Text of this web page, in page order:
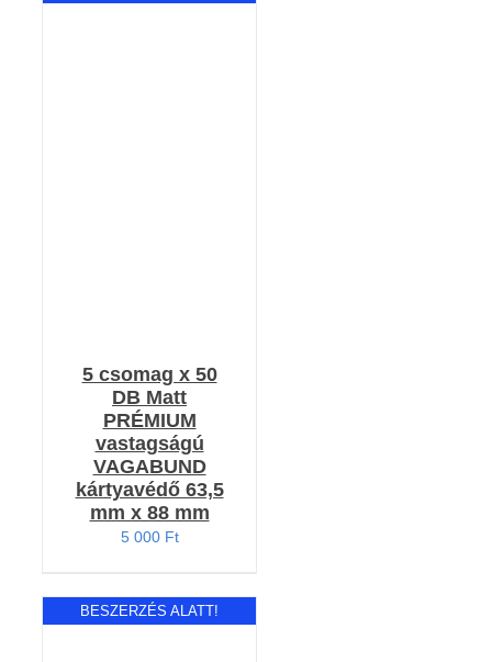
5 csomag x 50
DB Matt
PRÉMIUM
vastagságú
VAGABUND
kártyavédő 63,5
mm x 88 mm
5 000 Ft
BESZERZÉS ALATT!